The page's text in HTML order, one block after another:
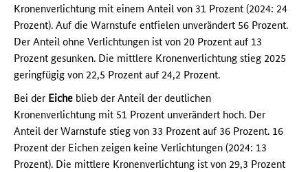
Kronenverlichtung mit einem Anteil von 31 Prozent (2024: 24
Prozent). Auf die Warnstufe entfielen unverändert 56 Prozent.
Der Anteil ohne Verlichtungen ist von 20 Prozent auf 13
Prozent gesunken. Die mittlere Kronenverlichtung stieg 2025
geringfügig von 22,5 Prozent auf 24,2 Prozent.
Bei der Eiche blieb der Anteil der deutlichen
Kronenverlichtung mit 51 Prozent unverändert hoch. Der
Anteil der Warnstufe stieg von 33 Prozent auf 36 Prozent. 16
Prozent der Eichen zeigen keine Verlichtungen (2024: 13
Prozent). Die mittlere Kronenverlichtung ist von 29,3 Prozent